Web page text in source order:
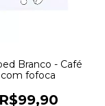
Branco - Café
com fofoca
R$99,90